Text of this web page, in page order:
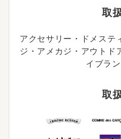
取
アクセサリー・ドメステ
ジ・アメカジ・アウトド
イブラ
取